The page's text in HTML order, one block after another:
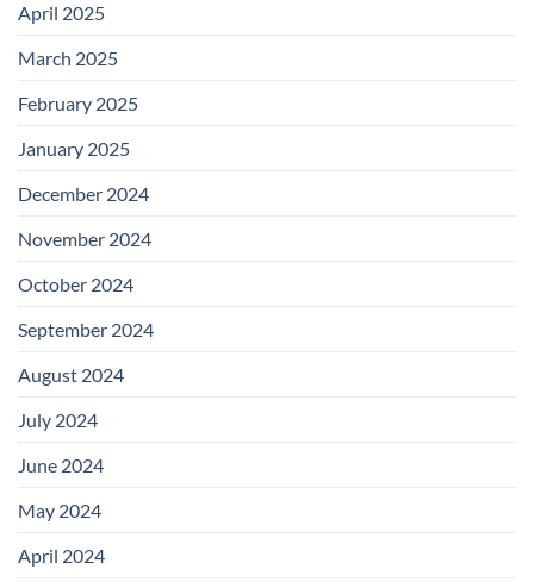
April 2025
March 2025
February 2025
January 2025
December 2024
November 2024
October 2024
September 2024
August 2024
July 2024
June 2024
May 2024
April 2024